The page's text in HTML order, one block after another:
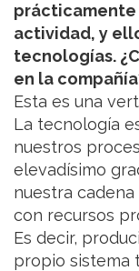
prácticamente
actividad, y
tecnologías.
en la
Esta es una
La tecnología
nuestros
elevadísimo
nuestra
con recursos
Es decir,
propio sistema